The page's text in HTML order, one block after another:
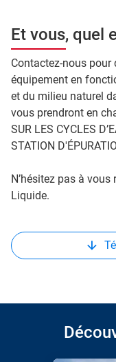
Et vous, quel
Contactez-nous
équipement en
et du milieu naturel
vous prendront en
SUR LES CYCLES
STATION
N’hésitez pas à
Liquide.